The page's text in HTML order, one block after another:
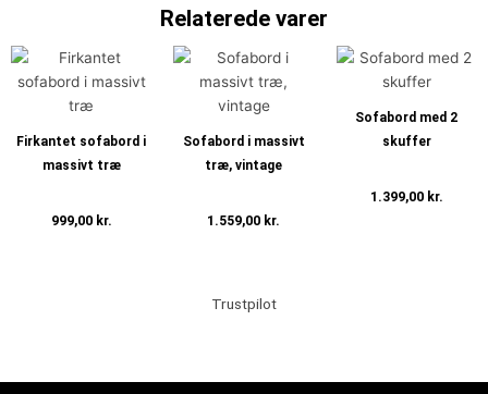
Relaterede varer
Firkantet sofabord i
massivt træ
999,00 kr.
Sofabord i massivt
træ, vintage
1.559,00 kr.
Sofabord med 2
skuffer
1.399,00 kr.
Trustpilot